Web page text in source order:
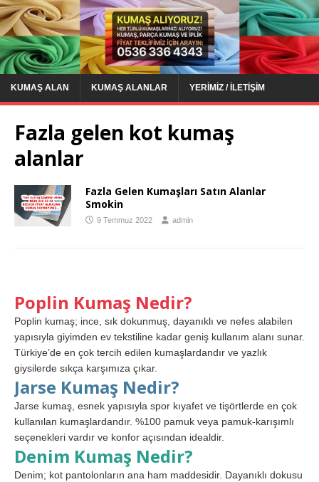
KUMAŞ ALAN KUMAŞ ALANLAR YERIMIZ / İLETIŞIM
Fazla gelen kot kumaş
alanlar
Fazla Gelen Kumaşları Satın Alanlar
Smokin
9 Temmuz 2022 admin
Poplin Kumaş Nedir?
Poplin kumaş; ince, sık dokunmuş, dayanıklı ve nefes alabilen
yapısıyla giyimden ev tekstiline kadar geniş kullanım alanı sunar.
Türkiye’de en çok tercih edilen kumaşlardandır ve yazlık
giysilerde sıkça karşımıza çıkar.
Jarse Kumaş Nedir?
Jarse kumaş, esnek yapısıyla spor kıyafet ve tişörtlerde en çok
kullanılan kumaşlardandır. %100 pamuk veya pamuk-karışımlı
seçenekleri vardır ve konfor açısından idealdir.
Denim Kumaş Nedir?
Denim; kot pantolonların ana ham maddesidir. Dayanıklı dokusu